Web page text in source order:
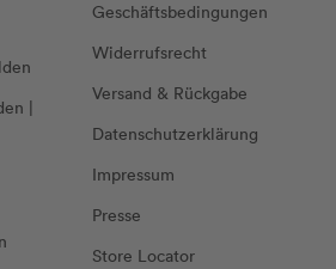
|
Geschäftsbedingungen
Widerrufsrecht
Versand & Rückgabe
Datenschutzerklärung
Impressum
Presse
Store Locator